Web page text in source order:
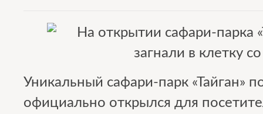
Уникальный сафари-парк «Тайган»
официально открылся для